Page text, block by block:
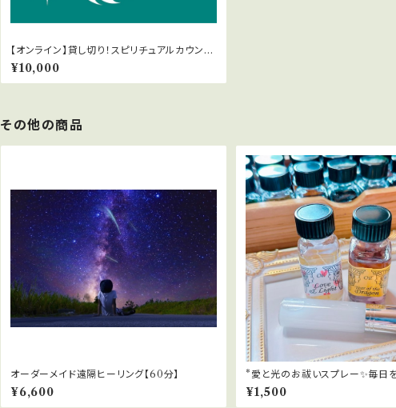
【オンライン】貸し切り！スピリチュアルカウンセ
リング
¥10,000
その他の商品
オーダーメイド遠隔ヒーリング【60分】
¥6,600
*愛と光のお祓いスプレー✨毎日
チューニング
¥1,500